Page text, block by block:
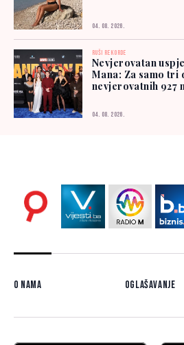
04. 08. 2026.
RUŠI REKORDE
Nevjerovatan
Mana: Za samo tri
nevjerovatnih 927
04. 08. 2026.
O nama Oglašavanje